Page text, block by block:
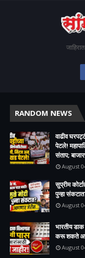
RANDOM NEWS
वाढीव
पेटले!
संताप;
August
सुप्रीम
पुन्हा
August
भारतीय डाक
करू शकते
August